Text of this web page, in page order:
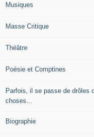
Musiques
Masse Critique
Théâtre
Poésie et Comptines
Parfois, il se passe de drôles
choses...
Biographie